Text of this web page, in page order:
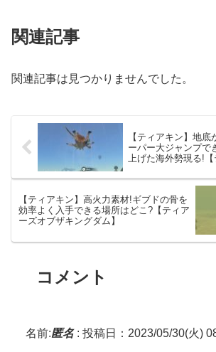
関連記事
関連記事は見つかりませんでした。
【ティアキン】地
ーパー大ジャンプで
上げた海外勢現る!
【ティアキン】高火力素材!ギブドの骨を
効率よく入手できる場所はどこ?【ティア
ーズオブザキングダム】
コメント
名前:匿名: 投稿日：2023/05/30(火)